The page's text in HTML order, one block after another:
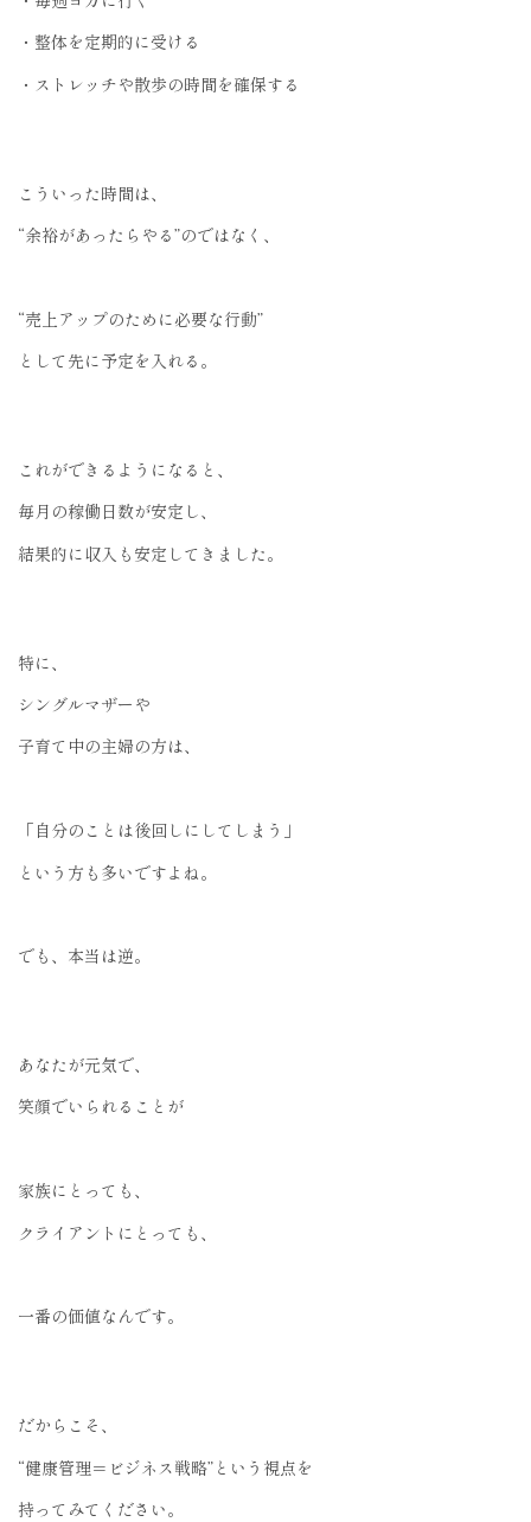
・整体を定期的に受ける
・ストレッチや散歩の時間を確保する
こういった時間は、
“余裕があったらやる”のではなく、
“売上アップのために必要な行動”
として先に予定を入れる。
これができるようになると、
毎月の稼働日数が安定し、
結果的に収入も安定してきました。
特に、
シングルマザーや
子育て中の主婦の方は、
「自分のことは後回しにしてしまう」
という方も多いですよね。
でも、本当は逆。
あなたが元気で、
笑顔でいられることが
家族にとっても、
クライアントにとっても、
一番の価値なんです。
だからこそ、
“健康管理＝ビジネス戦略”という視点を
持ってみてください。